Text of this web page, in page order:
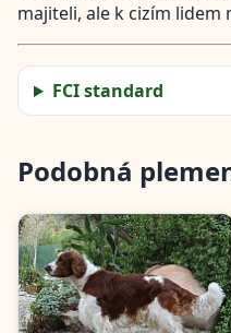
majiteli, ale k cizím
FCI standard
Podobná